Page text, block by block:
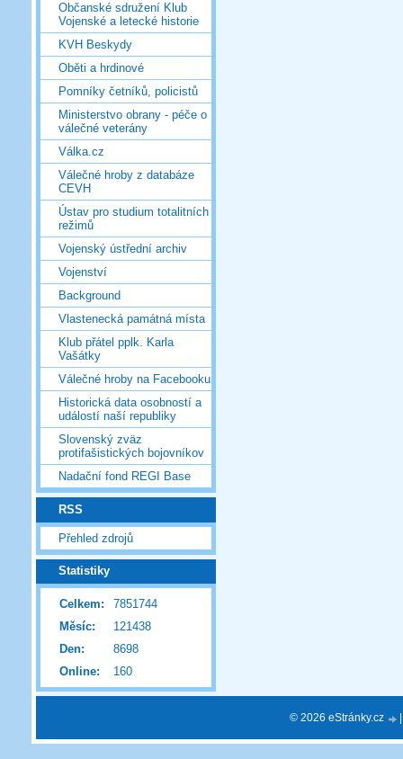
Občanské sdružení Klub
Vojenské a letecké historie
KVH Beskydy
Oběti a hrdinové
Pomníky četníků, policistů
Ministerstvo obrany - péče o
válečné veterány
Válka.cz
Válečné hroby z databáze
CEVH
Ústav pro studium totalitních
režimů
Vojenský ústřední archiv
Vojenství
Background
Vlastenecká památná místa
Klub přátel pplk. Karla
Vašátky
Válečné hroby na Facebooku
Historická data osobností a
událostí naší republiky
Slovenský zväz
protifašistických bojovníkov
Nadační fond REGI Base
RSS
Přehled zdrojů
Statistiky
Online: 160
Celkem:
7851744
Měsíc:
121438
Den:
8698
© 2026 eStránky.cz